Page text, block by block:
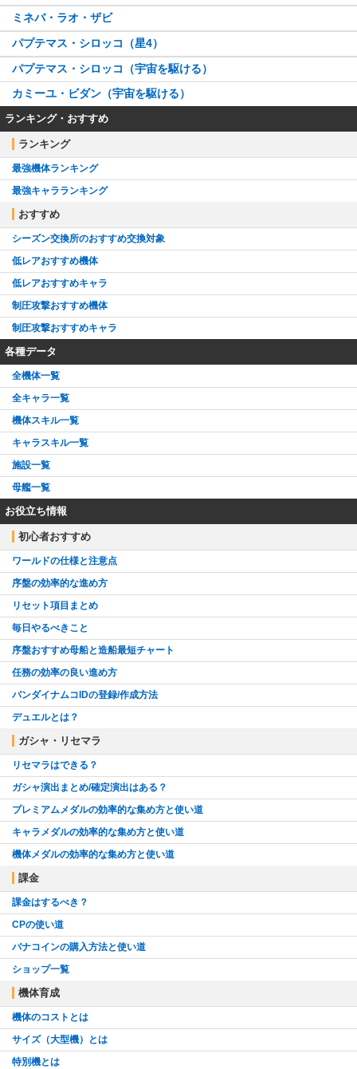
ミネバ・ラオ・ザビ
パプテマス・シロッコ（星4）
パプテマス・シロッコ（宇宙を駆ける）
カミーユ・ビダン（宇宙を駆ける）
ランキング・おすすめ
ランキング
最強機体ランキング
最強キャラランキング
おすすめ
シーズン交換所のおすすめ交換対象
低レアおすすめ機体
低レアおすすめキャラ
制圧攻撃おすすめ機体
制圧攻撃おすすめキャラ
各種データ
全機体一覧
全キャラ一覧
機体スキル一覧
キャラスキル一覧
施設一覧
母艦一覧
お役立ち情報
初心者おすすめ
ワールドの仕様と注意点
序盤の効率的な進め方
リセット項目まとめ
毎日やるべきこと
序盤おすすめ母船と造船最短チャート
任務の効率の良い進め方
バンダイナムコIDの登録/作成方法
デュエルとは？
ガシャ・リセマラ
リセマラはできる？
ガシャ演出まとめ/確定演出はある？
プレミアムメダルの効率的な集め方と使い道
キャラメダルの効率的な集め方と使い道
機体メダルの効率的な集め方と使い道
課金
課金はするべき？
CPの使い道
バナコインの購入方法と使い道
ショップ一覧
機体育成
機体のコストとは
サイズ（大型機）とは
特別機とは